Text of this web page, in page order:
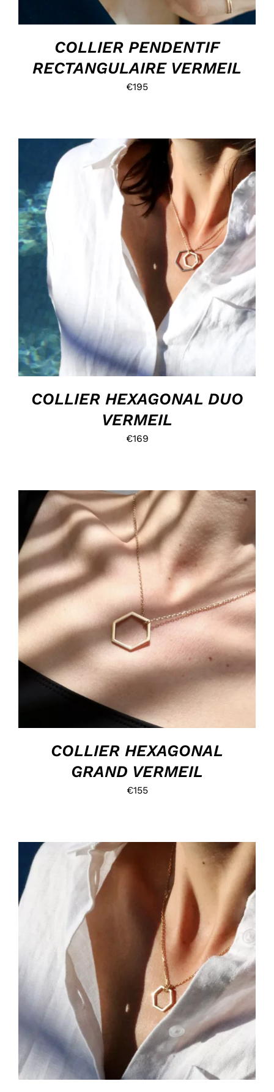
COLLIER PENDENTIF
RECTANGULAIRE VERMEIL
€195
HOP, DANS MON PANIER ! / DÉTAILS
COLLIER HEXAGONAL DUO
VERMEIL
€169
HOP, DANS MON PANIER ! / DÉTAILS
COLLIER HEXAGONAL
GRAND VERMEIL
€155
HOP, DANS MON PANIER ! DÉTAILS